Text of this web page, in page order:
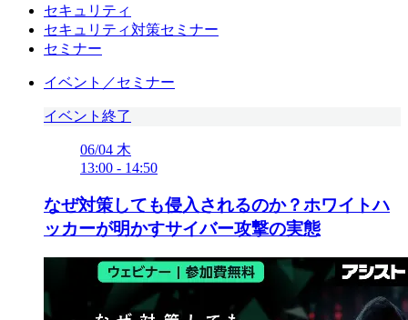
セキュリティ
セキュリティ対策セミナー
セミナー
イベント／セミナー
イベント終了
06/04 木
13:00 - 14:50
なぜ対策しても侵入されるのか？ホワイトハ
ッカーが明かすサイバー攻撃の実態